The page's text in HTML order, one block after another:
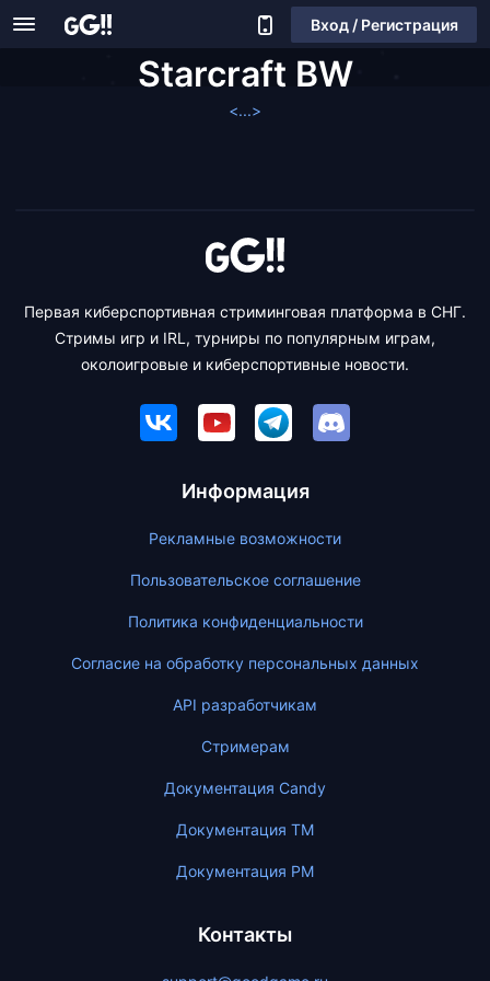
Вход / Регистрация
Starcraft BW
<...>
Первая киберспортивная стриминговая платформа в СНГ.
Стримы игр и IRL, турниры по популярным играм,
околоигровые и киберспортивные новости.
Информация
Рекламные возможности
Пользовательское соглашение
Политика конфиденциальности
Согласие на обработку персональных данных
API разработчикам
Стримерам
Документация Candy
Документация ТМ
Документация PM
Контакты